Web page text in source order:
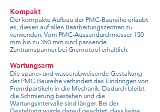
Kompakt
Der kompakte Aufbau der PMC-Baureihe erlaubt
es, diesen auf allen Bearbeitungszentren zu
verwenden. Vom PMC-Aussendurchmesser 150
mm bis zu 350 mm sind passende
Zentrumspanner bei Gremotool erhältlich.
Wartungsarm
Die späne- und wasserabweisende Gestaltung
der PMC-Baureihe verhindert das Eindringen von
Fremdpartikeln in die Mechanik. Dadurch bleibt
die Schmierung bestehen und die
Wartungsintervalle sind länger. Bei der